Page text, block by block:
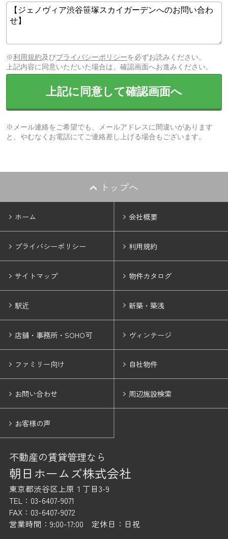
※利用規約及びプライバシーポリシーを必ずお読みください。
上記内容に同意いただいた場合は、確認画面へお進みください。
上記に同意して確認画面へ
※メール連絡をご希望でも、メールアドレスに間違いがあります
と、やむなくお電話にてご連絡差し上げる場合もございます。
トップへ
ホーム 会社概要
プライバシーポリシー 利用規約
サイトマップ 物件カタログ
駅近 新築・築浅
店舗・事務所・SOHO可 ヴィンテージ
ファミリー向け 自社物件
お問い合わせ 周辺施設検索
お客様の声
不動産の賃貸管理なら
朝日ホームズ株式会社
東京都渋谷区上原１丁目3-9
TEL：03-6407-9071
FAX：03-6407-9072
営業時間：9:00-17:00 定休日：日祝